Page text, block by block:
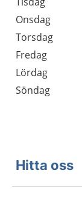
Onsdag
Torsdag
Fredag
Lördag
Söndag
Hitta oss